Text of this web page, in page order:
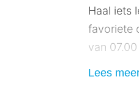
Haal iets
favoriete
van
Deze
Lees